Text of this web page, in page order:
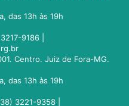
das 13h às 19h
9186 |
Centro. Juiz de Fora-MG.
das 13h às 19h
3221-9358 |